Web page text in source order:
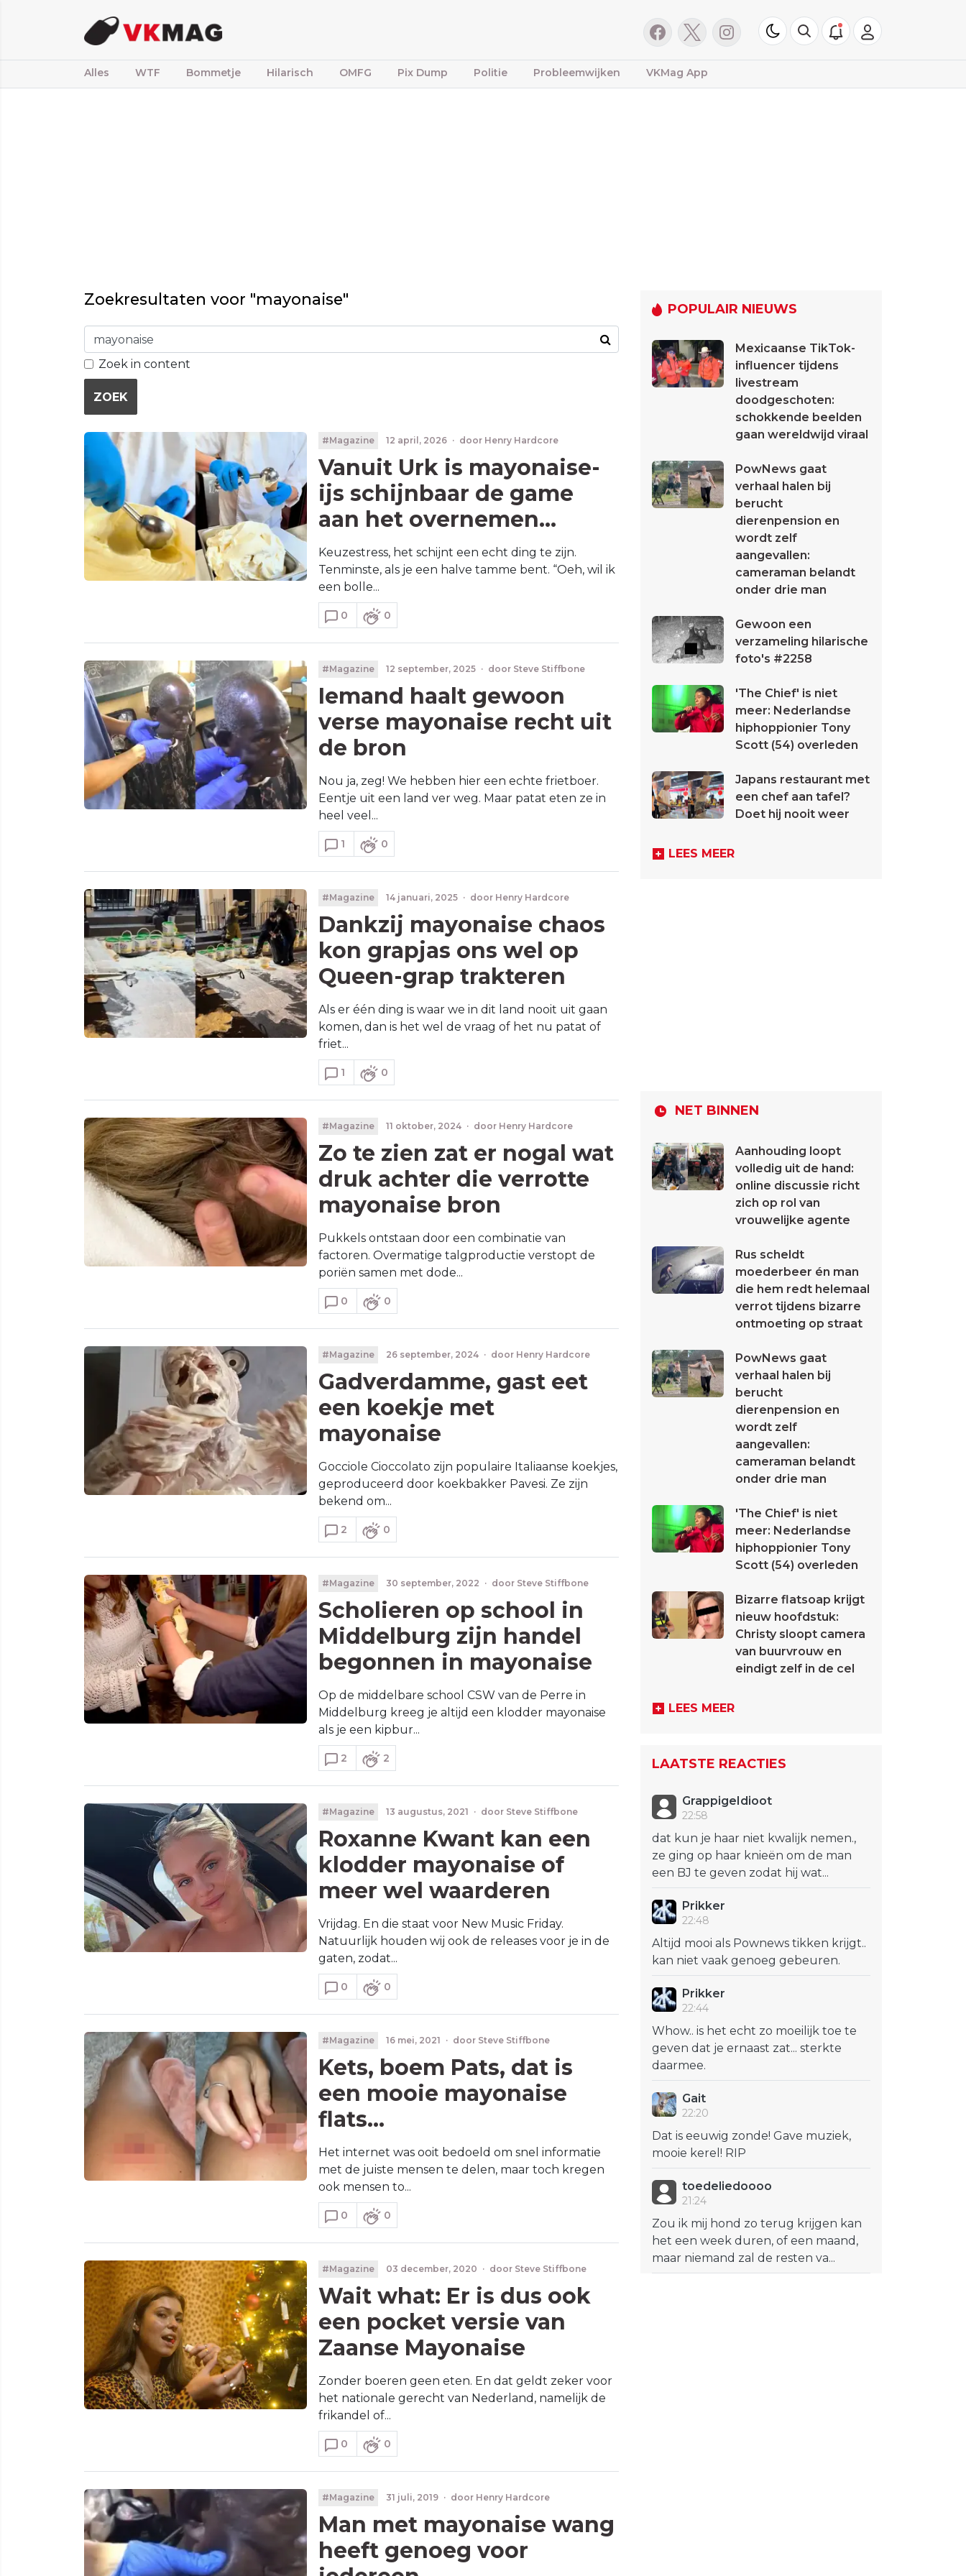
Alles WTF Bommetje Hilarisch OMFG Pix Dump Politie Probleemwijken VKMag App
Zoekresultaten voor "mayonaise"
Zoek in content
ZOEK
#Magazine 12 april, 2026 · door Henry Hardcore
Vanuit Urk is mayonaise-
ijs schijnbaar de game
aan het overnemen...
Keuzestress, het schijnt een echt ding te zijn.
Tenminste, als je een halve tamme bent. “Oeh, wil ik
een bolle...
0 0
#Magazine 12 september, 2025 · door Steve Stiffbone
Iemand haalt gewoon
verse mayonaise recht uit
de bron
Nou ja, zeg! We hebben hier een echte frietboer.
Eentje uit een land ver weg. Maar patat eten ze in
heel veel...
1 0
#Magazine 14 januari, 2025 · door Henry Hardcore
Dankzij mayonaise chaos
kon grapjas ons wel op
Queen-grap trakteren
Als er één ding is waar we in dit land nooit uit gaan
komen, dan is het wel de vraag of het nu patat of
friet...
1 0
#Magazine 11 oktober, 2024 · door Henry Hardcore
Zo te zien zat er nogal wat
druk achter die verrotte
mayonaise bron
Pukkels ontstaan door een combinatie van
factoren. Overmatige talgproductie verstopt de
poriën samen met dode...
0 0
#Magazine 26 september, 2024 · door Henry Hardcore
Gadverdamme, gast eet
een koekje met
mayonaise
Gocciole Cioccolato zijn populaire Italiaanse koekjes,
geproduceerd door koekbakker Pavesi. Ze zijn
bekend om...
2 0
#Magazine 30 september, 2022 · door Steve Stiffbone
Scholieren op school in
Middelburg zijn handel
begonnen in mayonaise
Op de middelbare school CSW van de Perre in
Middelburg kreeg je altijd een klodder mayonaise
als je een kipbur...
2 2
#Magazine 13 augustus, 2021 · door Steve Stiffbone
Roxanne Kwant kan een
klodder mayonaise of
meer wel waarderen
Vrijdag. En die staat voor New Music Friday.
Natuurlijk houden wij ook de releases voor je in de
gaten, zodat...
0 0
#Magazine 16 mei, 2021 · door Steve Stiffbone
Kets, boem Pats, dat is
een mooie mayonaise
flats...
Het internet was ooit bedoeld om snel informatie
met de juiste mensen te delen, maar toch kregen
ook mensen to...
0 0
#Magazine 03 december, 2020 · door Steve Stiffbone
Wait what: Er is dus ook
een pocket versie van
Zaanse Mayonaise
Zonder boeren geen eten. En dat geldt zeker voor
het nationale gerecht van Nederland, namelijk de
frikandel of...
0 0
#Magazine 31 juli, 2019 · door Henry Hardcore
Man met mayonaise wang
heeft genoeg voor
POPULAIR NIEUWS
Mexicaanse TikTok-
influencer tijdens
livestream
doodgeschoten:
schokkende beelden
gaan wereldwijd viraal
PowNews gaat
verhaal halen bij
berucht
dierenpension en
wordt zelf
aangevallen:
cameraman belandt
onder drie man
Gewoon een
verzameling hilarische
foto's #2258
'The Chief' is niet
meer: Nederlandse
hiphoppionier Tony
Scott (54) overleden
Japans restaurant met
een chef aan tafel?
Doet hij nooit weer
LEES MEER
NET BINNEN
Aanhouding loopt
volledig uit de hand:
online discussie richt
zich op rol van
vrouwelijke agente
Rus scheldt
moederbeer én man
die hem redt helemaal
verrot tijdens bizarre
ontmoeting op straat
PowNews gaat
verhaal halen bij
berucht
dierenpension en
wordt zelf
aangevallen:
cameraman belandt
onder drie man
'The Chief' is niet
meer: Nederlandse
hiphoppionier Tony
Scott (54) overleden
Bizarre flatsoap krijgt
nieuw hoofdstuk:
Christy sloopt camera
van buurvrouw en
eindigt zelf in de cel
LEES MEER
LAATSTE REACTIES
GrappigeIdioot
22:58
dat kun je haar niet kwalijk nemen.,
ze ging op haar knieën om de man
een BJ te geven zodat hij wat...
Prikker
22:48
Altijd mooi als Pownews tikken krijgt..
kan niet vaak genoeg gebeuren.
Prikker
22:44
Whow.. is het echt zo moeilijk toe te
geven dat je ernaast zat... sterkte
daarmee.
Gait
22:20
Dat is eeuwig zonde! Gave muziek,
mooie kerel! RIP
toedeliedoooo
21:24
Zou ik mij hond zo terug krijgen kan
het een week duren, of een maand,
maar niemand zal de resten va...